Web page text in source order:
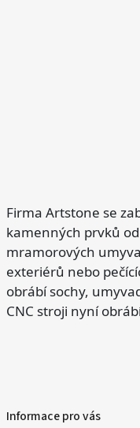
Firma Artstone se
kamenných prvků
mramorových
exteriérů nebo
obrábí sochy,
CNC stroji nyní
Informace pro vás